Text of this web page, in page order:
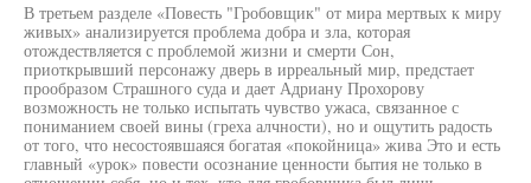
В третьем разделе «Повесть "Гробовщик" от мира мертвых к миру
живых» анализируется проблема добра и зла, которая
отождествляется с проблемой жизни и смерти Сон,
приоткрывший персонажу дверь в ирреальный мир, предстает
прообразом Страшного суда и дает Адриану Прохорову
возможность не только испытать чувство ужаса, связанное с
пониманием своей вины (греха алчности), но и ощутить радость
от того, что несостоявшаяся богатая «покойница» жива Это и есть
главный «урок» повести осознание ценности бытия не только в